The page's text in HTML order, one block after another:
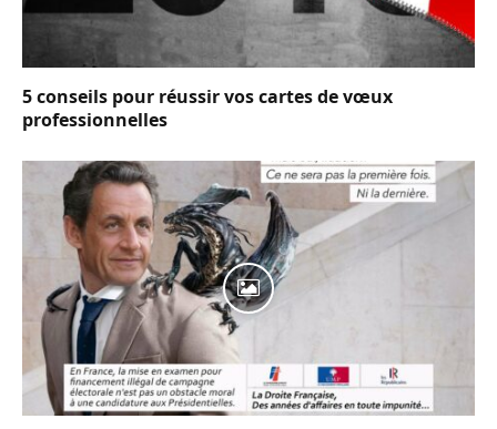
5 conseils pour réussir vos cartes de vœux
professionnelles